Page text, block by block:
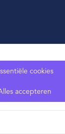
Toll Service
cookies
accepteren